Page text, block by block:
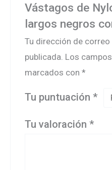
Vástagos de
largos negros
Tu dirección de
publicada. Los
marcados con*
Tu puntuación*
Tu valoración*